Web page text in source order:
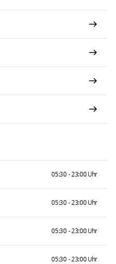
05:30 - 23:00 Uhr
05:30 - 23:00 Uhr
05:30 - 23:00 Uhr
05:30 - 23:00 Uhr